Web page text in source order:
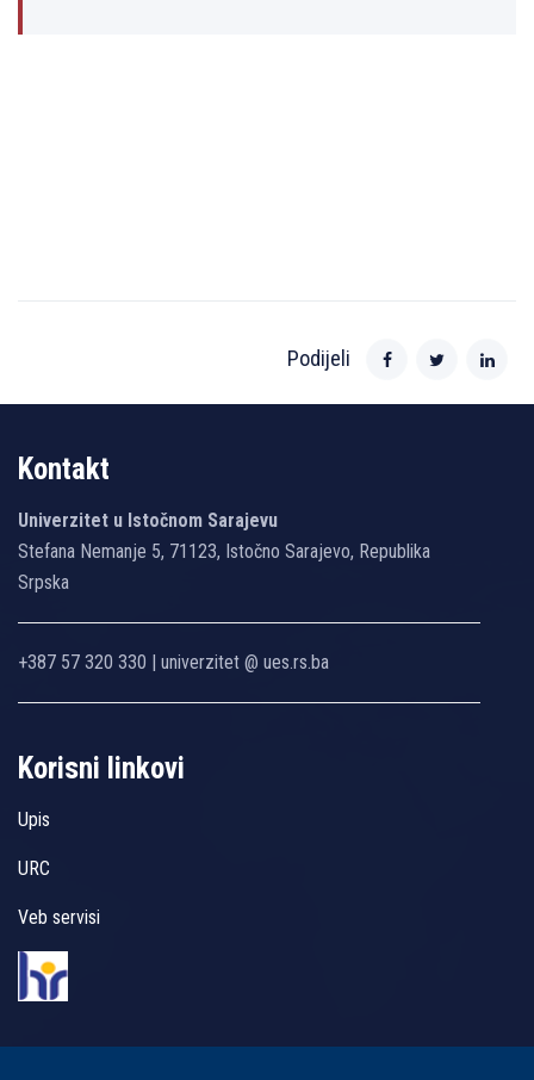
Podijeli
Kontakt
Univerzitet u Istočnom Sarajevu
Stefana Nemanje 5, 71123, Istočno Sarajevo, Republika
Srpska
+387 57 320 330 | univerzitet @ ues.rs.ba
Korisni linkovi
Upis
URC
Veb servisi